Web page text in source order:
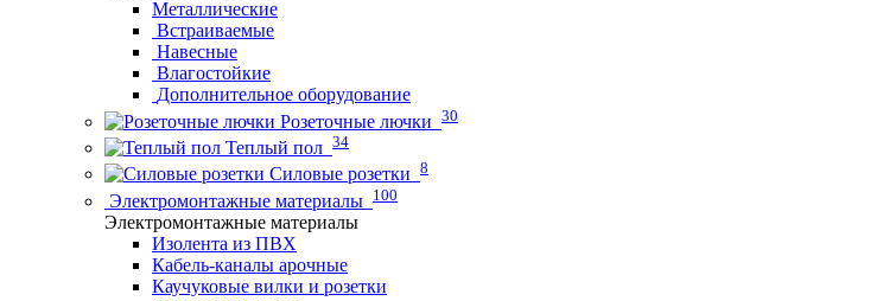
Металлические
Встраиваемые
Навесные
Влагостойкие
Дополнительное оборудование
Розеточные лючки 30
Теплый пол 34
Силовые розетки 8
Электромонтажные материалы 100
Электромонтажные материалы
Изолента из ПВХ
Кабель-каналы арочные
Каучуковые вилки и розетки